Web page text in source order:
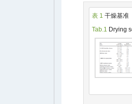
表 1 干燥基准
Tab.1 Drying